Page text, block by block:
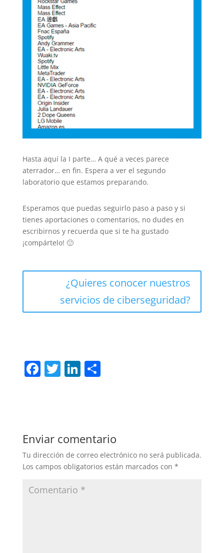
Hasta aquí la I parte… A qué a veces parece
aterrador… en fin. Espera a ver el segundo
laboratorio que estamos preparando.
Esperamos que puedas seguirlo paso a paso y si
tienes aportaciones o comentarios, no dudes en
escribirnos y recuerda que si te ha gustado
¡compártelo! 🙂
¿Quieres conocer nuestros
servicios de ciberseguridad?
F
b
o
o
T Li
dI
n
C
ar
tir
Enviar comentario
Tu dirección de correo electrónico no será publicada.
Los campos obligatorios están marcados con *